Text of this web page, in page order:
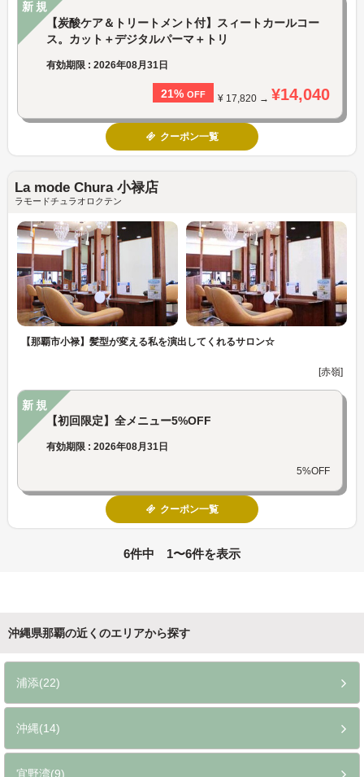
新規
【炭酸ケア＆トリートメント付】スィートカールコー
ス。カット＋デジタルパーマ＋トリ
有効期限 : 2026年08月31日
21% OFF ¥ 17,820 → ¥14,040
クーポン一覧
La mode Chura 小禄店
ラモードチュラオロクテン
【那覇市小禄】髪型が変える私を演出してくれるサロン☆
[赤嶺]
新規
【初回限定】全メニュー5%OFF
有効期限 : 2026年08月31日
5%OFF
クーポン一覧
6件中 1〜6件を表示
沖縄県那覇の近くのエリアから探す
浦添(22)
沖縄(14)
宜野湾(9)